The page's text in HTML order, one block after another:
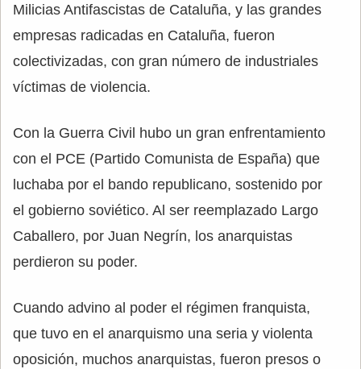
Milicias Antifascistas de Cataluña, y las grandes
empresas radicadas en Cataluña, fueron
colectivizadas, con gran número de industriales
víctimas de violencia.
Con la Guerra Civil hubo un gran enfrentamiento
con el PCE (Partido Comunista de España) que
luchaba por el bando republicano, sostenido por
el gobierno soviético. Al ser reemplazado Largo
Caballero, por Juan Negrín, los anarquistas
perdieron su poder.
Cuando advino al poder el régimen franquista,
que tuvo en el anarquismo una seria y violenta
oposición, muchos anarquistas, fueron presos o